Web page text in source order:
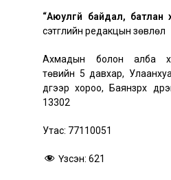
“Аюулгүй байдал, батлан
сэтгүүлийн редакцын зөвлөл
Ахмадын болон алба
төвийн 5 давхар,
дүгээр хороо, Баянзүрх
13302
Утас: 77110051
Үзсэн: 621